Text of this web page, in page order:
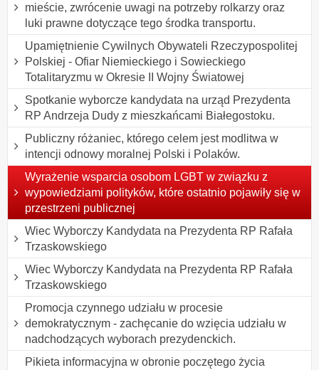
mieście, zwrócenie uwagi na potrzeby rolkarzy oraz
luki prawne dotyczące tego środka transportu.
Upamiętnienie Cywilnych Obywateli Rzeczypospolitej
Polskiej - Ofiar Niemieckiego i Sowieckiego
Totalitaryzmu w Okresie II Wojny Światowej
Spotkanie wyborcze kandydata na urząd Prezydenta
RP Andrzeja Dudy z mieszkańcami Białegostoku.
Publiczny różaniec, którego celem jest modlitwa w
intencji odnowy moralnej Polski i Polaków.
Wyrażenie wsparcia osobom LGBT w związku z
wypowiedziami polityków, które ostatnio pojawiły się w
przestrzeni publicznej
Wiec Wyborczy Kandydata na Prezydenta RP Rafała
Trzaskowskiego
Wiec Wyborczy Kandydata na Prezydenta RP Rafała
Trzaskowskiego
Promocja czynnego udziału w procesie
demokratycznym - zachęcanie do wzięcia udziału w
nadchodzących wyborach prezydenckich.
Pikieta informacyjna w obronie poczętego życia